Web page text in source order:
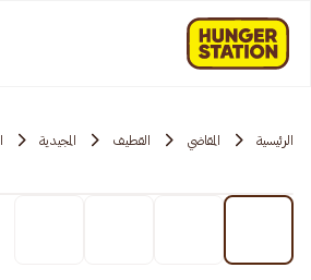
الرئيسية المقاضي القطيف المجيدية